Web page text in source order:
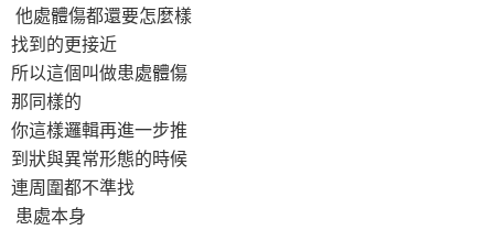
他處體傷都還要怎麼樣
找到的更接近
所以這個叫做患處體傷
那同樣的
你這樣邏輯再進一步推
到狀與異常形態的時候
連周圍都不準找
患處本身